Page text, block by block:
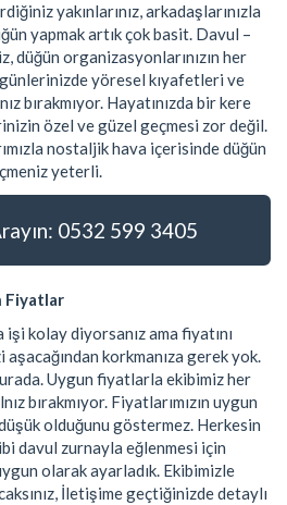
yakınlarınız, arkadaşlarınızla
yapmak artık çok basit. Davul –
düğün organizasyonlarınızın her
yöresel kıyafetleri ve
bırakmıyor. Hayatınızda bir kere
özel ve güzel geçmesi zor değil.
nostaljik hava içerisinde düğün
yeterli.
0532 599 3405
Fiyatlar
kolay diyorsanız ama fiyatını
korkmanıza gerek yok.
Uygun fiyatlarla ekibimiz her
bırakmıyor. Fiyatlarımızın uygun
olduğunu göstermez. Herkesin
davul zurnayla eğlenmesi için
olarak ayarladık. Ekibimizle
İletişime geçtiğinizde detaylı